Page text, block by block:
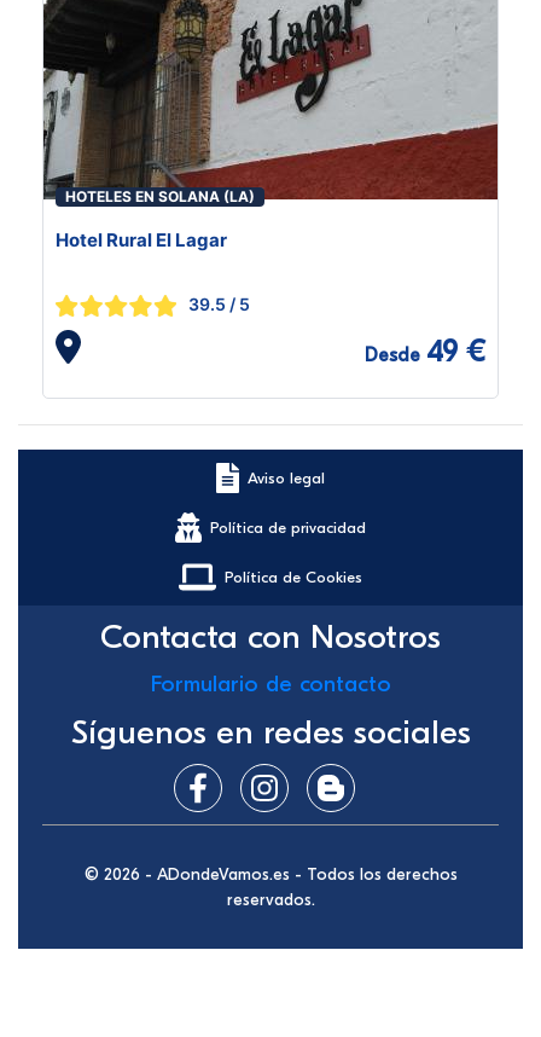
HOTELES EN SOLANA (LA)
Hotel Rural El Lagar
39.5 / 5
Desde 49 €
Aviso legal
Política de privacidad
Política de Cookies
Contacta con Nosotros
Formulario de contacto
Síguenos en redes sociales
© 2026 - ADondeVamos.es - Todos los derechos
reservados.